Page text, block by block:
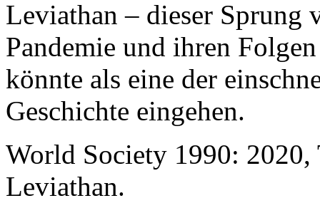
Leviathan – dieser Sprung
Pandemie und ihren
könnte als eine der
Geschichte eingehen.
World Society 1990: 2020,
Leviathan.